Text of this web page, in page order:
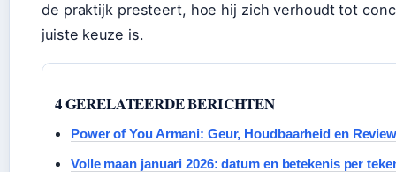
de praktijk presteert, hoe hij zich verhoudt tot
juiste keuze is.
4 GERELATEERDE BERICHTEN
Power of You Armani: Geur, Houdbaarheid en
Volle maan januari 2026: datum en betekenis per